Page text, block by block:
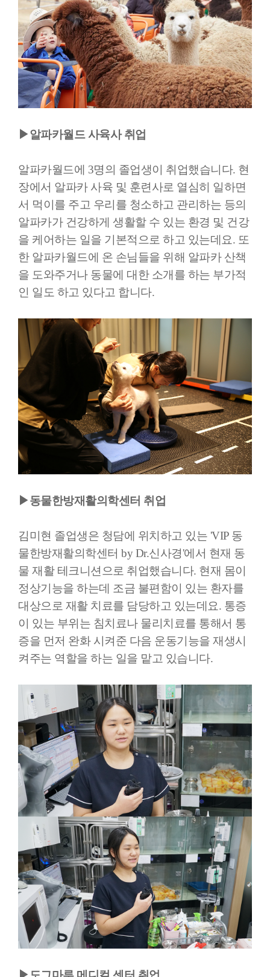
▶알파카월드 사육사 취업
알파카월드에 3명의 졸업생이 취업했습니다. 현
장에서 알파카 사육 및 훈련사로 열심히 일하면
서 먹이를 주고 우리를 청소하고 관리하는 등의
알파카가 건강하게 생활할 수 있는 환경 및 건강
을 케어하는 일을 기본적으로 하고 있는데요. 또
한 알파카월드에 온 손님들을 위해 알파카 산책
을 도와주거나 동물에 대한 소개를 하는 부가적
인 일도 하고 있다고 합니다.
▶동물한방재활의학센터 취업
김미현 졸업생은 청담에 위치하고 있는 'VIP 동
물한방재활의학센터 by Dr.신사경'에서 현재 동
물 재활 테크니션으로 취업했습니다. 현재 몸이
정상기능을 하는데 조금 불편함이 있는 환자를
대상으로 재활 치료를 담당하고 있는데요. 통증
이 있는 부위는 침치료나 물리치료를 통해서 통
증을 먼저 완화 시켜준 다음 운동기능을 재생시
켜주는 역할을 하는 일을 맡고 있습니다.